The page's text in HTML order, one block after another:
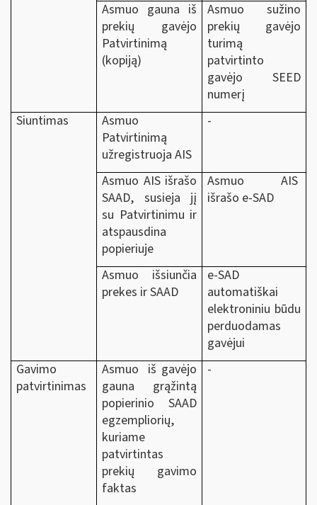
Asmuo gauna iš
prekių gavėjo
Patvirtinimą
(kopiją)
Asmuo sužino
prekių gavėjo
turimą
patvirtinto
gavėjo SEED
numerį
Siuntimas
Asmuo
Patvirtinimą
užregistruoja AIS
-
Asmuo AIS išrašo
SAAD, susieja jį
su Patvirtinimu ir
atspausdina
popieriuje
Asmuo AIS
išrašo e-SAD
Asmuo išsiunčia
prekes ir SAAD
e-SAD
automatiškai
elektroniniu būdu
perduodamas
gavėjui
Gavimo
patvirtinimas
Asmuo iš gavėjo
gauna grąžintą
popierinio SAAD
egzempliorių,
kuriame
patvirtintas
prekių gavimo
faktas
-